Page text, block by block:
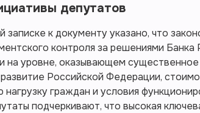
депутатов
записке к документу указано, что
контроля за решениями Банка
на уровне, оказывающем
Российской Федерации,
нагрузку граждан и условия
подчеркивают, что высокая